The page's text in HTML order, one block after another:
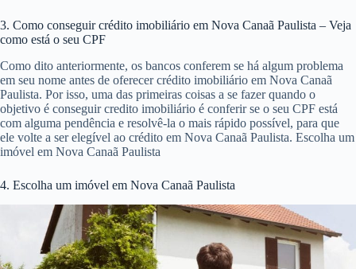
3. Como conseguir crédito imobiliário em Nova Canaã Paulista – Veja
como está o seu CPF
Como dito anteriormente, os bancos conferem se há algum problema
em seu nome antes de oferecer crédito imobiliário em Nova Canaã
Paulista. Por isso, uma das primeiras coisas a se fazer quando o
objetivo é conseguir credito imobiliário é conferir se o seu CPF está
com alguma pendência e resolvê-la o mais rápido possível, para que
ele volte a ser elegível ao crédito em Nova Canaã Paulista. Escolha um
imóvel em Nova Canaã Paulista
4. Escolha um imóvel em Nova Canaã Paulista